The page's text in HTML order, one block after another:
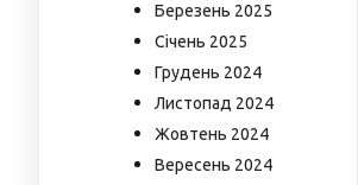
Березень 2025
Січень 2025
Грудень 2024
Листопад 2024
Жовтень 2024
Вересень 2024